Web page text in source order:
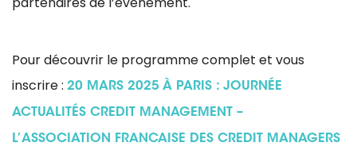
Pour découvrir le programme complet et vous
inscrire : 20 MARS 2025 À PARIS : JOURNÉE
ACTUALITÉS CREDIT MANAGEMENT –
L’ASSOCIATION FRANCAISE DES CREDIT MANAGERS